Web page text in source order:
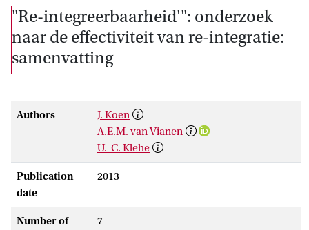
"Re-integreerbaarheid'": onderzoek
naar de effectiviteit van re-integratie:
samenvatting
Authors
J. Koen
A.E.M. van Vianen
U.-C. Klehe
Publication
date
2013
Number of
7